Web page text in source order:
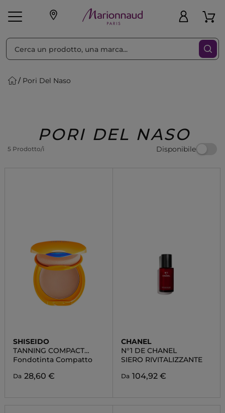
Make-up
Regalo
Pori Del Naso
PORI DEL NASO
5 Prodotto/i Disponibile
Ordina per Filtra
SHISEIDO
TANNING COMPACT
SPF10
Fondotinta Compatto
Da 28,60 €
CHANEL
N°1 DE CHANEL
SIERO RIVITALIZZANTE
Da 104,92 €